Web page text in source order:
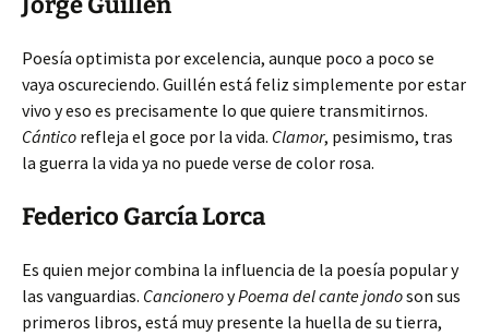
Poesía optimista por excelencia, aunque poco a poco se
vaya oscureciendo. Guillén está feliz simplemente por estar
vivo y eso es precisamente lo que quiere transmitirnos.
Cántico refleja el goce por la vida. Clamor, pesimismo, tras
la guerra la vida ya no puede verse de color rosa.
Federico García Lorca
Es quien mejor combina la influencia de la poesía popular y
las vanguardias. CancioneroyPoema del cante jondoson sus
primeros libros, está muy presente la huella de su tierra,